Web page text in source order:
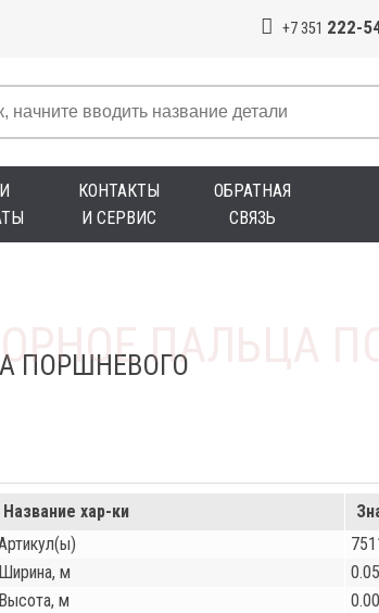
+7 351 222-
КОНТАКТЫ
И СЕРВИС
ОБРАТНАЯ
СВЯЗЬ
ПОРШНЕВОГО
Название хар-ки
Ширина, м
Высота, м